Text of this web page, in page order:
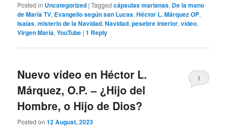
Posted in Uncategorized |Tagged cápsulas marianas, De la mano
de María TV, Evangelio según san Lucas,Héctor L. Márquez OP,
Isaías,misterio de la Navidad,Navidad,pesebre interior,vídeo,
Virgen María,YouTube |1 Reply
Nuevo vídeo en Héctor L.
Márquez, O.P. – ¿Hijo del
Hombre, o Hijo de Dios?
Posted on12 August, 2023
1